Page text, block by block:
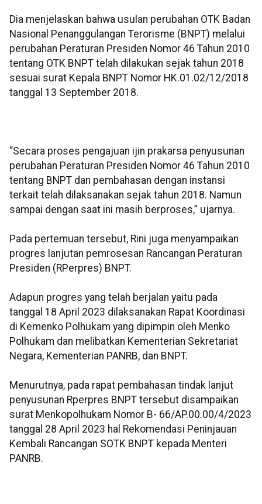
Dia menjelaskan bahwa usulan perubahan OTK Badan
Nasional Penanggulangan Terorisme (BNPT) melalui
perubahan Peraturan Presiden Nomor 46 Tahun 2010
tentang OTK BNPT telah dilakukan sejak tahun 2018
sesuai surat Kepala BNPT Nomor HK.01.02/12/2018
tanggal 13 September 2018.
“Secara proses pengajuan ijin prakarsa penyusunan
perubahan Peraturan Presiden Nomor 46 Tahun 2010
tentang BNPT dan pembahasan dengan instansi
terkait telah dilaksanakan sejak tahun 2018. Namun
sampai dengan saat ini masih berproses,” ujarnya.
Pada pertemuan tersebut, Rini juga menyampaikan
progres lanjutan pemrosesan Rancangan Peraturan
Presiden (RPerpres) BNPT.
Adapun progres yang telah berjalan yaitu pada
tanggal 18 April 2023 dilaksanakan Rapat Koordinasi
di Kemenko Polhukam yang dipimpin oleh Menko
Polhukam dan melibatkan Kementerian Sekretariat
Negara, Kementerian PANRB, dan BNPT.
Menurutnya, pada rapat pembahasan tindak lanjut
penyusunan Rperpres BNPT tersebut disampaikan
surat Menkopolhukam Nomor B- 66/AP.00.00/4/2023
tanggal 28 April 2023 hal Rekomendasi Peninjauan
Kembali Rancangan SOTK BNPT kepada Menteri
PANRB.